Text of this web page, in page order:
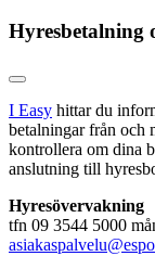
Hyresbetalning
I Easy hittar du
betalningar från och
kontrollera om dina
anslutning till
Hyresövervakning
tfn 09 3544 5000